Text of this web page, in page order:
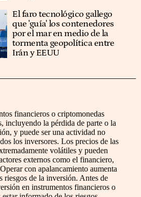
El faro tecnológico gallego
que 'guía' los contenedores
por el mar en medio de la
tormenta geopolítica entre
Irán y EEUU
financieros o criptomonedas
incluyendo la pérdida de parte o la
y puede ser una actividad no
los inversores. Los precios de las
volátiles y pueden
externos como el financiero,
con apalancamiento aumenta
riesgos de la inversión. Antes de
en instrumentos financieros o